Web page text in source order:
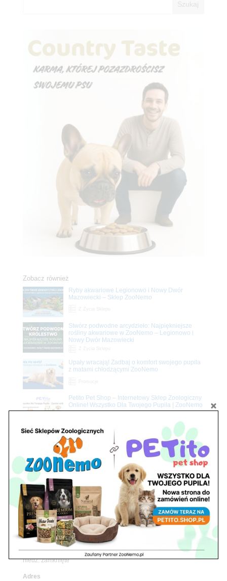
Zobacz również
Ryby akwariowe Legionowo i Nowy Dwór
Mazowiecki – Sklep ZooNemo
Stwórz podwodne arcydzieło: Najpiękniejsze
rośliny akwariowe w ZooNemo – Legionowo i
Nowy Dwór Mazowiecki
Upały wracają! Zadbaj o komfort swojego pupila
z matami chłodzącymi ZooNemo
Petito Pet Shop – Internetowy Sklep Zoologiczny
Online! Wszystko Dla Twojego Pupila | ZooNemo
Znajdź nas
Adres
05-120 Legionowo
ul. Piłsudskiego 31,
pawilon 134
tel./fax. 22 784 71 96
Godziny pracy
pon. – piąt. 10.00 – 19.00
sob. 10.00 – 15.00
niedz. zamknięte
Adres